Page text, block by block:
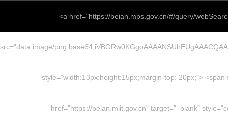
<a href="https://beian.mps.gov.cn/#/query/
src="data:image/
style="width:13px;height:15px;margin-top: 20px;">
href="https://beian.miit.gov.cn" target="_blank"